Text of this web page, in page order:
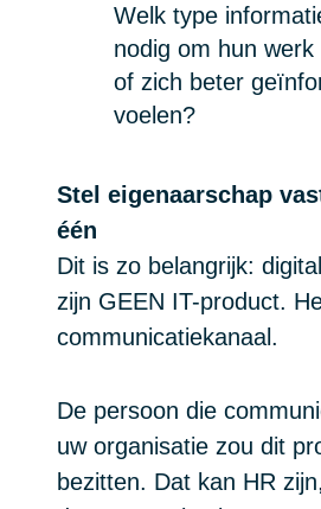
Welk type
nodig om hun
of zich beter
voelen?
Stel eigenaarschap
één
Dit is zo belangrijk:
zijn GEEN IT-product.
communicatiekanaal.
De persoon die
uw organisatie zou dit
bezitten. Dat kan HR